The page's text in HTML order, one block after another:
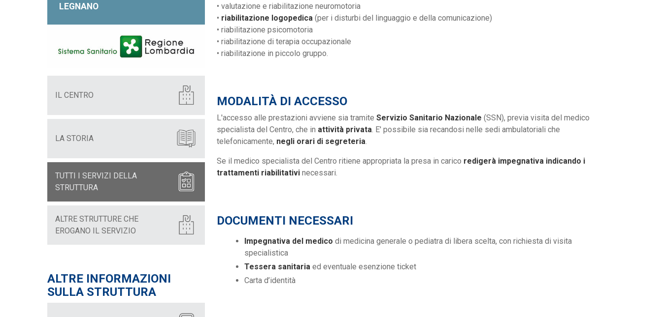
LEGNANO
IL CENTRO
LA STORIA
TUTTI I SERVIZI DELLA
STRUTTURA
ALTRE STRUTTURE CHE
EROGANO IL SERVIZIO
ALTRE INFORMAZIONI
SULLA STRUTTURA
• valutazione e riabilitazione neuromotoria
• riabilitazione logopedica (per i disturbi del linguaggio e della comunicazione)
• riabilitazione psicomotoria
• riabilitazione di terapia occupazionale
• riabilitazione in piccolo gruppo.
MODALITÀ DI ACCESSO
L'accesso alle prestazioni avviene sia tramite Servizio Sanitario Nazionale (SSN), previa visita del medico
specialista del Centro, che in attività privata. E' possibile sia recandosi nelle sedi ambulatoriali che
telefonicamente, negli orari di segreteria.
Se il medico specialista del Centro ritiene appropriata la presa in carico redigerà impegnativa indicando i
trattamenti riabilitativi necessari.
DOCUMENTI NECESSARI
Impegnativa del medico di medicina generale o pediatra di libera scelta, con richiesta di visita
specialistica
Tessera sanitaria ed eventuale esenzione ticket
Carta d’identità